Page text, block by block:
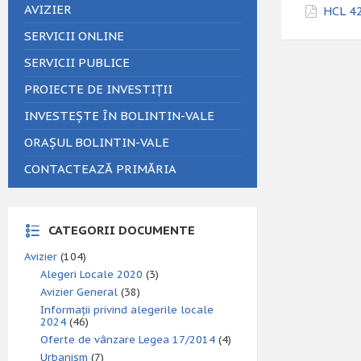
HCL
AVIZIER
SERVICII ONLINE
SERVICII PUBLICE
PROIECTE DE INVESTIȚII
INVESTEȘTE ÎN BOLINTIN-VALE
ORAȘUL BOLINTIN-VALE
CONTACTEAZĂ PRIMĂRIA
CATEGORII DOCUMENTE
Avizier (104)
Alegeri Locale 2020 (3)
Avizier General (38)
Informații privind alegerile locale
2024 (46)
Oferte de vânzare Legea 17/2014 (4)
Urbanism (7)